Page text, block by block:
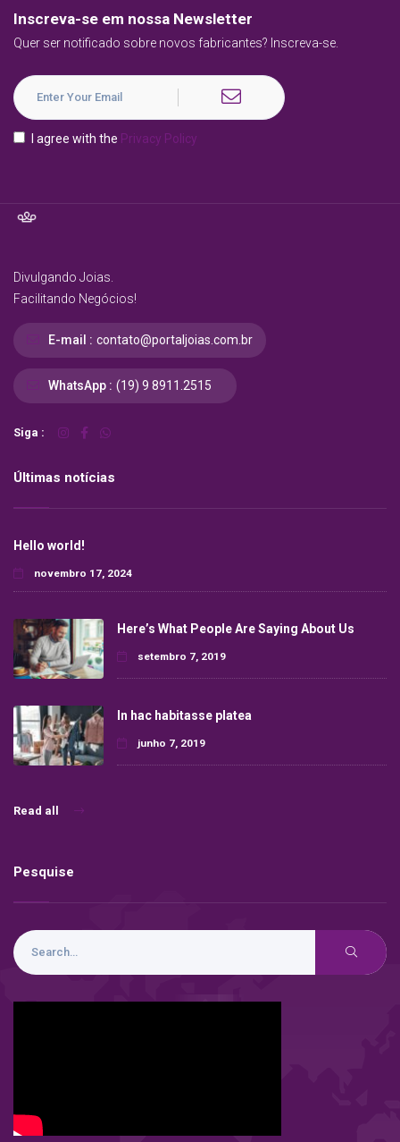
Inscreva-se em nossa Newsletter
Quer ser notificado sobre novos fabricantes? Inscreva-se.
I agree with the Privacy Policy
Divulgando Joias.
Facilitando Negócios!
E-mail : contato@portaljoias.com.br
WhatsApp : (19) 9 8911.2515
Siga :
Últimas notícias
Hello world!
novembro 17, 2024
Here’s What People Are Saying About Us
setembro 7, 2019
In hac habitasse platea
junho 7, 2019
Read all
Pesquise